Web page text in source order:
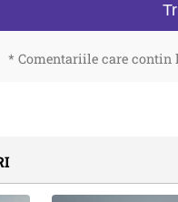
* Comentariile care contin